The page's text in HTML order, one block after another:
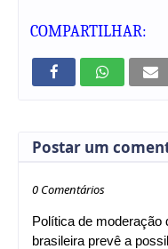
COMPARTILHAR:
Postar um
0 Comentários
Política de moderação
brasileira prevê a